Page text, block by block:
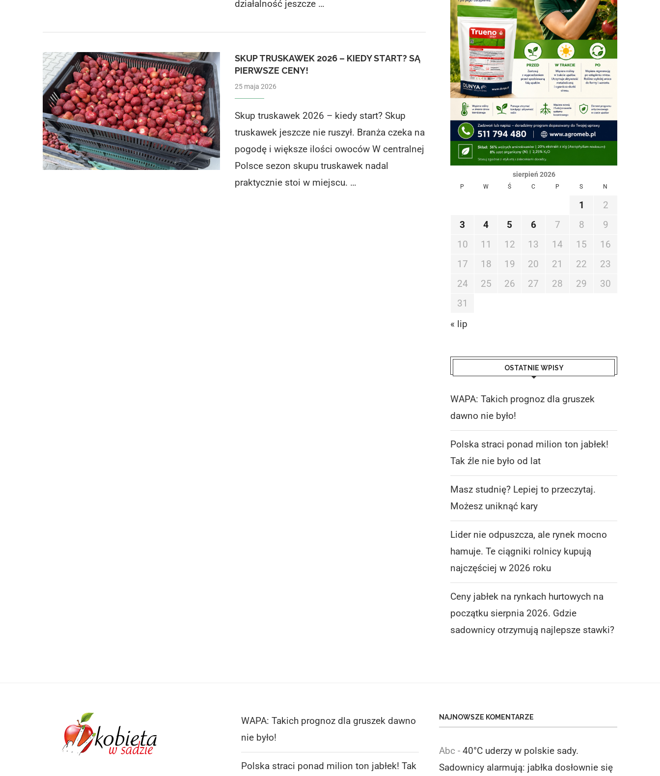
działalność jeszcze …
SKUP TRUSKAWEK 2026 – KIEDY START? SĄ
PIERWSZE CENY!
25 maja 2026
Skup truskawek 2026 – kiedy start? Skup
truskawek jeszcze nie ruszył. Branża czeka na
pogodę i większe ilości owoców W centralnej
Polsce sezon skupu truskawek nadal
praktycznie stoi w miejscu. …
sierpień 2026
P W Ś C P S N
1
2
3
4 5 6 7 8
9
10
11 12 13 14 15
16
17
18 19 20 21 22
23
24
25 26 27 28 29
30
31
« lip
OSTATNIE WPISY
WAPA: Takich prognoz dla gruszek
dawno nie było!
Polska straci ponad milion ton jabłek!
Tak źle nie było od lat
Masz studnię? Lepiej to przeczytaj.
Możesz uniknąć kary
Lider nie odpuszcza, ale rynek mocno
hamuje. Te ciągniki rolnicy kupują
najczęściej w 2026 roku
Ceny jabłek na rynkach hurtowych na
początku sierpnia 2026. Gdzie
sadownicy otrzymują najlepsze stawki?
WAPA: Takich prognoz dla gruszek dawno
nie było!
Polska straci ponad milion ton jabłek! Tak
NAJNOWSZE KOMENTARZE
Abc -40°C uderzy w polskie sady.
Sadownicy alarmują: jabłka dosłownie się